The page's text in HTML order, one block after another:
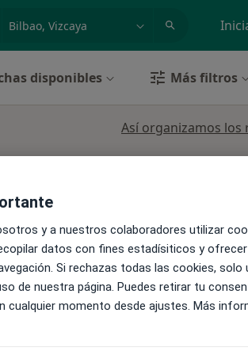
o nombre
disponibles Más filtros
Así organizamos los
y a nuestros colaboradores utilizar
datos con fines estadísiticos y
Si rechazas todas las cookies, solo
de nuestra página. Puedes retirar tu
cualquier momento desde ajustes. Más